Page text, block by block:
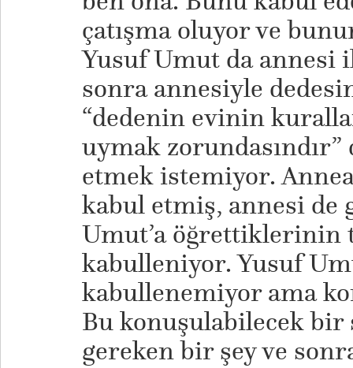
çatışma oluyor ve
Yusuf Umut da annesi
sonra annesiyle
“dedenin evinin
uymak
etmek istemiyor.
kabul etmiş, annesi de
Umut’a öğrettiklerinin
kabulleniyor. Yusuf
kabullenemiyor ama
Bu konuşulabilecek bir
gereken bir şey ve